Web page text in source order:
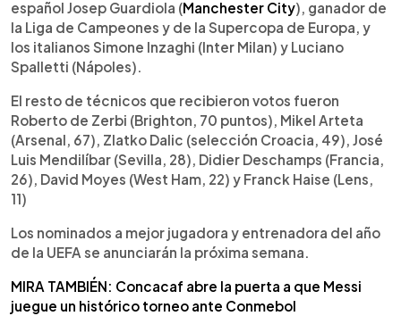
español Josep Guardiola (Manchester City), ganador de
la Liga de Campeones y de la Supercopa de Europa, y
los italianos Simone Inzaghi (Inter Milan) y Luciano
Spalletti (Nápoles).
El resto de técnicos que recibieron votos fueron
Roberto de Zerbi (Brighton, 70 puntos), Mikel Arteta
(Arsenal, 67), Zlatko Dalic (selección Croacia, 49), José
Luis Mendilíbar (Sevilla, 28), Didier Deschamps (Francia,
26), David Moyes (West Ham, 22) y Franck Haise (Lens,
11)
Los nominados a mejor jugadora y entrenadora del año
de la UEFA se anunciarán la próxima semana.
MIRA TAMBIÉN: Concacaf abre la puerta a que Messi
juegue un histórico torneo ante Conmebol